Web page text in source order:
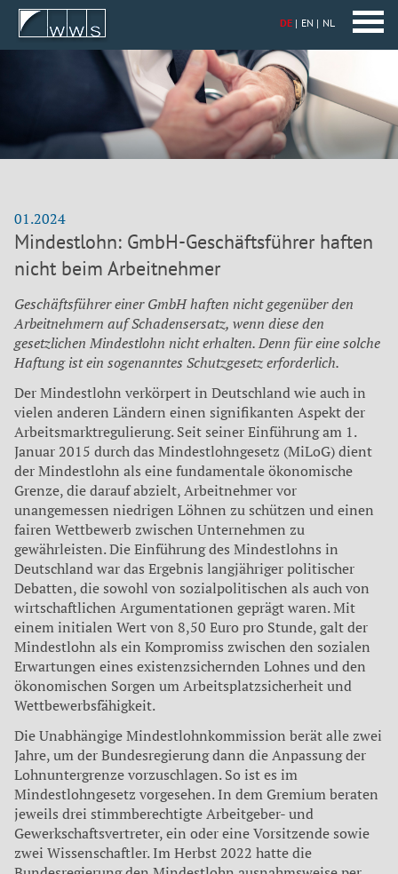
DE EN NL
01.2024
Mindestlohn: GmbH-Geschäftsführer haften
nicht beim Arbeitnehmer
Geschäftsführer einer GmbH haften nicht gegenüber den
Arbeitnehmern auf Schadensersatz, wenn diese den
gesetzlichen Mindestlohn nicht erhalten. Denn für eine solche
Haftung ist ein sogenanntes Schutzgesetz erforderlich.
Der Mindestlohn verkörpert in Deutschland wie auch in
vielen anderen Ländern einen signifikanten Aspekt der
Arbeitsmarktregulierung. Seit seiner Einführung am 1.
Januar 2015 durch das Mindestlohngesetz (MiLoG) dient
der Mindestlohn als eine fundamentale ökonomische
Grenze, die darauf abzielt, Arbeitnehmer vor
unangemessen niedrigen Löhnen zu schützen und einen
fairen Wettbewerb zwischen Unternehmen zu
gewährleisten. Die Einführung des Mindestlohns in
Deutschland war das Ergebnis langjähriger politischer
Debatten, die sowohl von sozialpolitischen als auch von
wirtschaftlichen Argumentationen geprägt waren. Mit
einem initialen Wert von 8,50 Euro pro Stunde, galt der
Mindestlohn als ein Kompromiss zwischen den sozialen
Erwartungen eines existenzsichernden Lohnes und den
ökonomischen Sorgen um Arbeitsplatzsicherheit und
Wettbewerbsfähigkeit.
Die Unabhängige Mindestlohnkommission berät alle zwei
Jahre, um der Bundesregierung dann die Anpassung der
Lohnuntergrenze vorzuschlagen. So ist es im
Mindestlohngesetz vorgesehen. In dem Gremium beraten
jeweils drei stimmberechtigte Arbeitgeber- und
Gewerkschaftsvertreter, ein oder eine Vorsitzende sowie
zwei Wissenschaftler. Im Herbst 2022 hatte die